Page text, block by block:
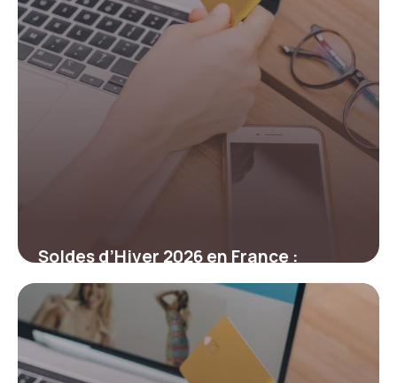
Soldes d’Hiver 2026 en France :
Comment profiter des réductions
légales
9 mars 2026